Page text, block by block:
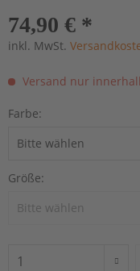
74,90 € *
inkl. MwSt.
Versand nur
Farbe:
Größe: